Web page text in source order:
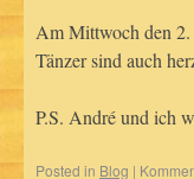
Am Mittwoch den 2.
Tänzer sind auch
P.S. André und ich
Posted in Blog |